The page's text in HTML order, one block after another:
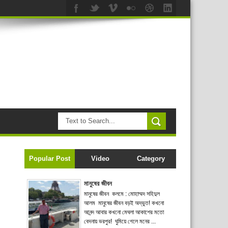
Popular Post Video Category
মানুষের জীবন
মানুষের জীবন কলমে : মোহাম্মদ সহিদুল
আলম মানুষের জীবন বড়ই অদ্ভুত! কখনো
আনন্দ আবার কখনো মেঘলা আকাশের মতো
বেদনায় ভরপুর! ঘুমিয়ে গেলে মনের ...